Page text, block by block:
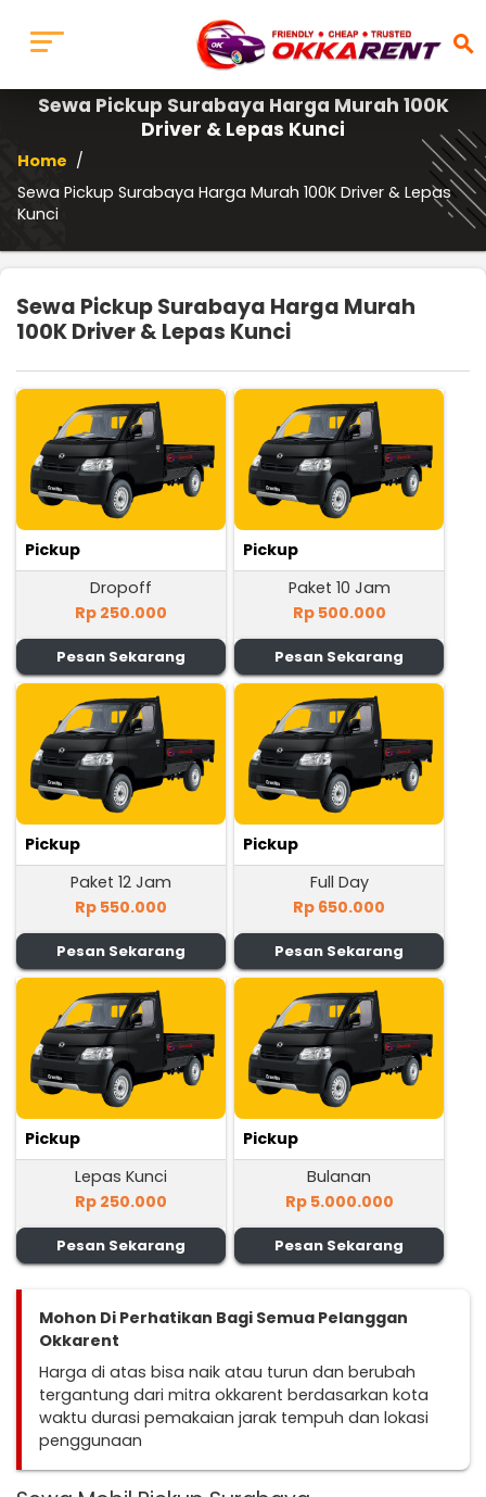
search
Sewa Pickup Surabaya Harga Murah 100K
Driver & Lepas Kunci
Home /
Sewa Pickup Surabaya Harga Murah 100K Driver & Lepas
Kunci
Sewa Pickup Surabaya Harga Murah
100K Driver & Lepas Kunci
Pickup
Dropoff
Rp 250.000
Pesan Sekarang
Pickup
Paket 10 Jam
Rp 500.000
Pesan Sekarang
Pickup
Paket 12 Jam
Rp 550.000
Pesan Sekarang
Pickup
Full Day
Rp 650.000
Pesan Sekarang
Pickup
Lepas Kunci
Rp 250.000
Pesan Sekarang
Pickup
Bulanan
Rp 5.000.000
Pesan Sekarang
Mohon Di Perhatikan Bagi Semua Pelanggan
Okkarent
Harga di atas bisa naik atau turun dan berubah
tergantung dari mitra okkarent berdasarkan kota
waktu durasi pemakaian jarak tempuh dan lokasi
penggunaan